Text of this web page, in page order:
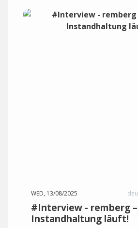
WED, 13/08/2025
#Interview - remberg
Instandhaltung läuft!